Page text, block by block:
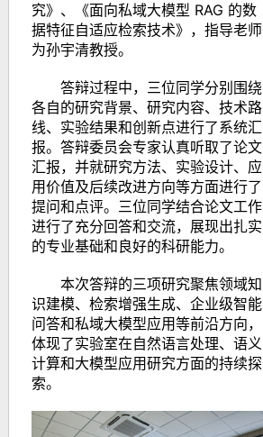
究》、《面向私域大模型 RAG 的数
据特征自适应检索技术》，指导老师
为孙宇清教授。
答辩过程中，三位同学分别围绕
各自的研究背景、研究内容、技术路
线、实验结果和创新点进行了系统汇
报。答辩委员会专家认真听取了论文
汇报，并就研究方法、实验设计、应
用价值及后续改进方向等方面进行了
提问和点评。三位同学结合论文工作
进行了充分回答和交流，展现出扎实
的专业基础和良好的科研能力。
本次答辩的三项研究聚焦领域知
识建模、检索增强生成、企业级智能
问答和私域大模型应用等前沿方向，
体现了实验室在自然语言处理、语义
计算和大模型应用研究方面的持续探
索。